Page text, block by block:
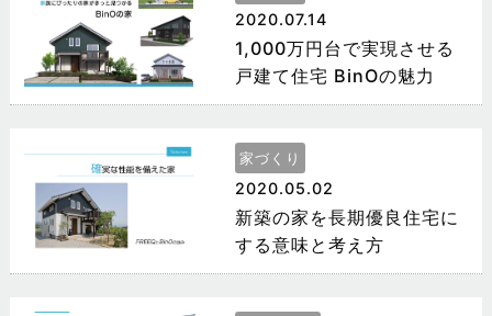
2020.07.14
1,000万円台で実現させる
戸建て住宅 BinOの魅力
家づくり
2020.05.02
新築の家を長期優良住宅に
する意味と考え方